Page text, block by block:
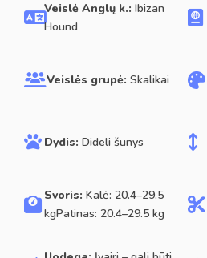
Veislė Anglų k.: Ibizan
Hound
Veislės grupė: Skalikai
Dydis: Dideli šunys
Svoris: Kalė: 20.4–29.5
kgPatinas: 20.4–29.5 kg